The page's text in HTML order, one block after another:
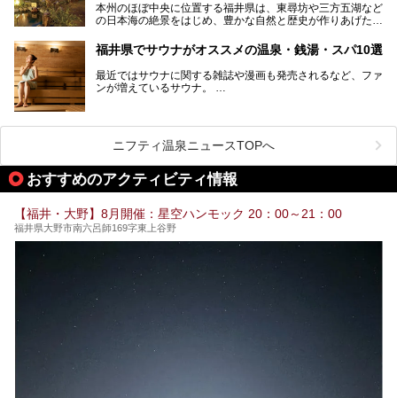
本州のほぼ中央に位置する福井県は、東尋坊や三方五湖など
の日本海の絶景をはじめ、豊かな自然と歴史が作りあげた見
る海産物、越前そば、ソースかつ丼などのグルメも人気で
す。
2024年春の北陸新幹線の延伸により、関西地方のみならず
首都圏からもアクセスしやすくなりました。今回は、そんな
福井県でおすすめのスーパー銭湯をご紹介します。
福井県でサウナがオススメの温泉・銭湯・スパ10選
最近ではサウナに関する雑誌や漫画も発売されるなど、ファ
ンが増えているサウナ。
チームサウナ、塩サウナなどが存在し、施設によって様々な
こだわりを持つ施設も増えています。
ススメ温泉・銭湯・スパを10件まとめてご紹介します。
ニフティ温泉ニュースTOPへ
おすすめのアクティビティ情報
【福井・大野】8月開催：星空ハンモック 20：00～21：00
福井県大野市南六呂師169字東上谷野